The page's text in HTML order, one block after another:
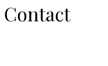
Contact